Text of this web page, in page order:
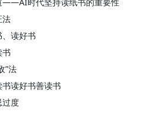
法
读好书
”法
读好书善读书
过度